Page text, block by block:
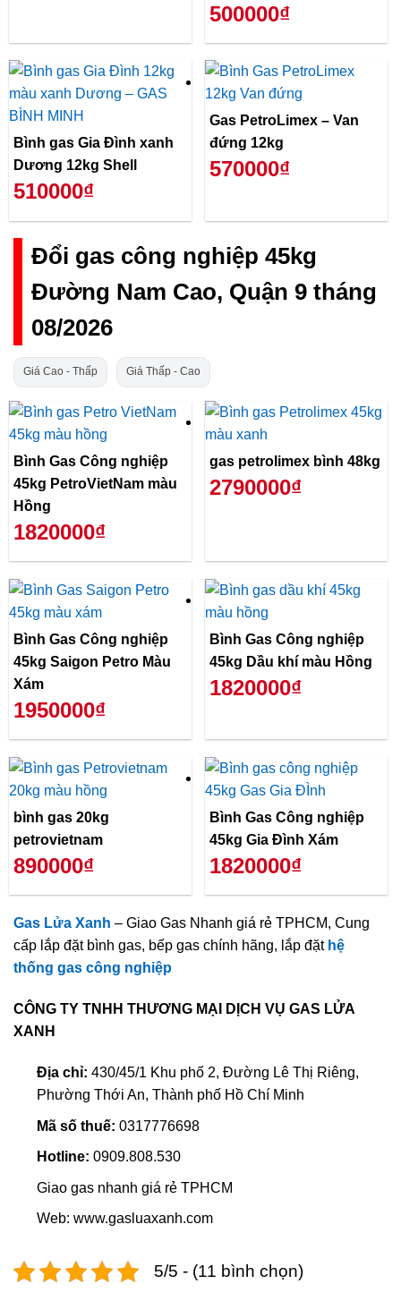
500000₫
Bình gas Gia Đình xanh
Dương 12kg Shell
510000₫
Gas PetroLimex – Van
đứng 12kg
570000₫
Đổi gas công nghiệp 45kg
Đường Nam Cao, Quận 9 tháng
08/2026
Giá Cao - Thấp Giá Thấp - Cao
Bình Gas Công nghiệp
45kg PetroVietNam màu
Hồng
1820000₫
gas petrolimex bình 48kg
2790000₫
Bình Gas Công nghiệp
45kg Saigon Petro Màu
Xám
1950000₫
Bình Gas Công nghiệp
45kg Dầu khí màu Hồng
1820000₫
bình gas 20kg
petrovietnam
890000₫
Bình Gas Công nghiệp
45kg Gia Đình Xám
1820000₫
Gas Lửa Xanh – Giao Gas Nhanh giá rẻ TPHCM, Cung
cấp lắp đặt bình gas, bếp gas chính hãng, lắp đặt hệ
thống gas công nghiệp
CÔNG TY TNHH THƯƠNG MẠI DỊCH VỤ GAS LỬA
XANH
Địa chỉ: 430/45/1 Khu phố 2, Đường Lê Thị Riêng,
Phường Thới An, Thành phố Hồ Chí Minh
Mã số thuế: 0317776698
Hotline: 0909.808.530
Giao gas nhanh giá rẻ TPHCM
Web: www.gasluaxanh.com
5/5 - (11 bình chọn)